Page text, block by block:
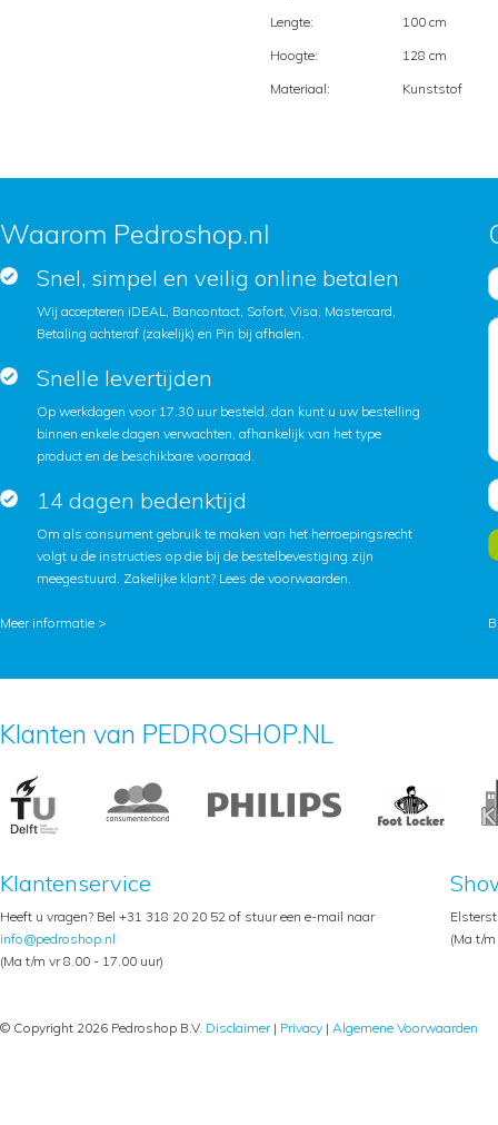
Lengte:
100 cm
Hoogte:
128 cm
Materiaal:
Kunststof
Waarom Pedroshop.nl
Snel, simpel en veilig online betalen
Wij accepteren iDEAL, Bancontact, Sofort, Visa, Mastercard,
Betaling achteraf (zakelijk) en Pin bij afhalen.
Snelle levertijden
Op werkdagen voor 17.30 uur besteld, dan kunt u uw bestelling
binnen enkele dagen verwachten, afhankelijk van het type
product en de beschikbare voorraad.
14 dagen bedenktijd
Om als consument gebruik te maken van het herroepingsrecht
volgt u de instructies op die bij de bestelbevestiging zijn
meegestuurd. Zakelijke klant? Lees de voorwaarden.
Meer informatie >
Klanten van PEDROSHOP.NL
Klantenservice
Heeft u vragen? Bel +31 318 20 20 52 of stuur een e-mail naar
info@pedroshop.nl
(Ma t/m vr 8.00 - 17.00 uur)
(Ma t/
© Copyright 2026 Pedroshop B.V. Disclaimer| Privacy | Algemene Voorwaarden